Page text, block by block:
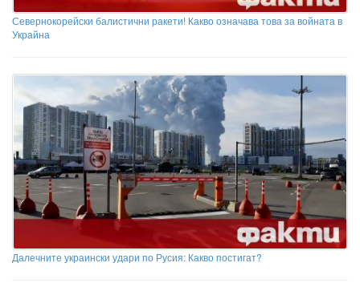
Севернокорейски балистични ракети! Какво означава това за войната в
Украйна
Далечните украински удари по Русия: Какво постигат?